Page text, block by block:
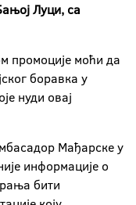
Луци, са
промоције моћи да
боравка у
нуди овај
Мађарске у
информације о
бити